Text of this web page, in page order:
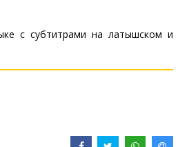
с субтитрами на латышском и